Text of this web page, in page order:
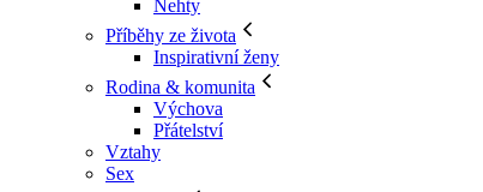
Nehty
Příběhy ze života
Inspirativní ženy
Rodina & komunita
Výchova
Přátelství
Vztahy
Sex